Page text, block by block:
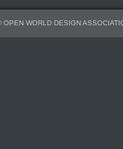
WORLD DESIGN